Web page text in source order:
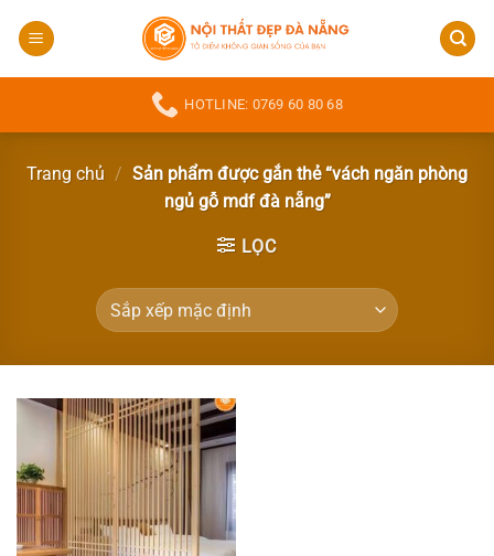
qua
HOTLINE: 0769 60 80 68
Trang chủ / Sản phẩm được gắn thẻ “vách ngăn phòng
ngủ gỗ mdf đà nẵng”
LỌC